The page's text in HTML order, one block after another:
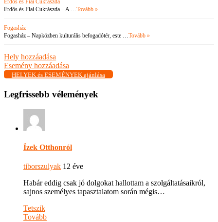
Erdős és Fiai Cukrászda
Erdős és Fiai Cukrászda – A …Tovább »
Fogasház
Fogasház – Napközben kulturális befogadótér, este …Tovább »
Hely hozzáadása
Esemény hozzáadása
HELYEK és ESEMÉNYEK ajánlása
Legfrissebb vélemények
Ízek Otthonról
tiborszulyak 12 éve
Habár eddig csak jó dolgokat hallottam a szolgáltatásaikról,
sajnos személyes tapasztalatom során mégis…
Tetszik
Tovább